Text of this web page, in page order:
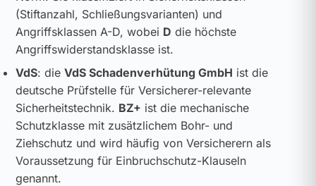
(Stiftanzahl, Schließungsvarianten) und
Angriffsklassen A-D, wobei D die höchste
Angriffswiderstandsklasse ist.
VdS: die VdS Schadenverhütung GmbH ist die
deutsche Prüfstelle für Versicherer-relevante
Sicherheitstechnik. BZ+ ist die mechanische
Schutzklasse mit zusätzlichem Bohr- und
Ziehschutz und wird häufig von Versicherern als
Voraussetzung für Einbruchschutz-Klauseln
genannt.